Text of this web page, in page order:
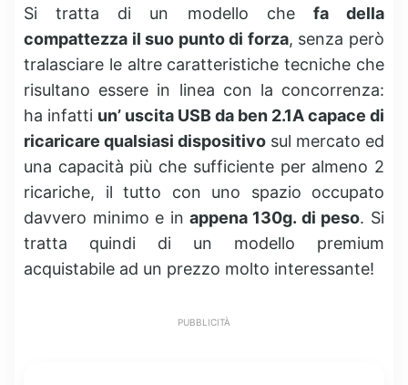
Si tratta di un modello che fa della
compattezza il suo punto di forza, senza però
tralasciare le altre caratteristiche tecniche che
risultano essere in linea con la concorrenza:
ha infatti un’ uscita USB da ben 2.1A capace di
ricaricare qualsiasi dispositivo sul mercato ed
una capacità più che sufficiente per almeno 2
ricariche, il tutto con uno spazio occupato
davvero minimo e in appena 130g. di peso. Si
tratta quindi di un modello premium
acquistabile ad un prezzo molto interessante!
PUBBLICITÀ